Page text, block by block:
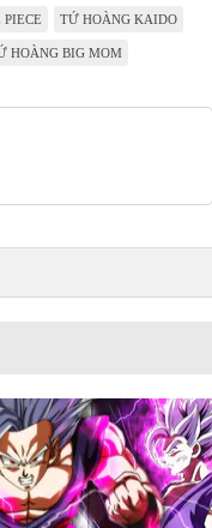
PIECE TỨ HOÀNG KAIDO
HOÀNG BIG MOM